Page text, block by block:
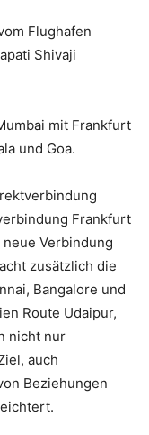
Flughafen
Shivaji
mit Frankfurt
und Goa.
Frankfurt
Verbindung
zusätzlich die
Bangalore und
Route Udaipur,
nicht nur
auch
Beziehungen